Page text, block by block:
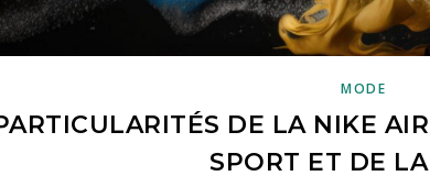
MODE
DE LA NIKE
SPORT ET DE